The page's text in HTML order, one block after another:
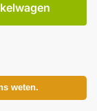
weten.